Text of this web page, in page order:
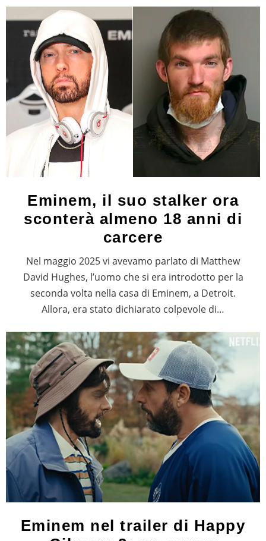
Eminem, il suo stalker ora
sconterà almeno 18 anni di
carcere
Nel maggio 2025 vi avevamo parlato di Matthew
David Hughes, l’uomo che si era introdotto per la
seconda volta nella casa di Eminem, a Detroit.
Allora, era stato dichiarato colpevole di…
Eminem nel trailer di Happy